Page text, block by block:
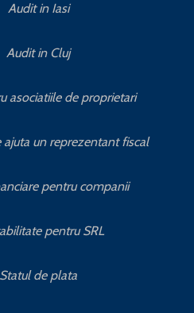
Audit in Iasi
Audit in Cluj
asociatiile de proprietari
ajuta un reprezentant fiscal
pentru companii
pentru SRL
Statul de plata